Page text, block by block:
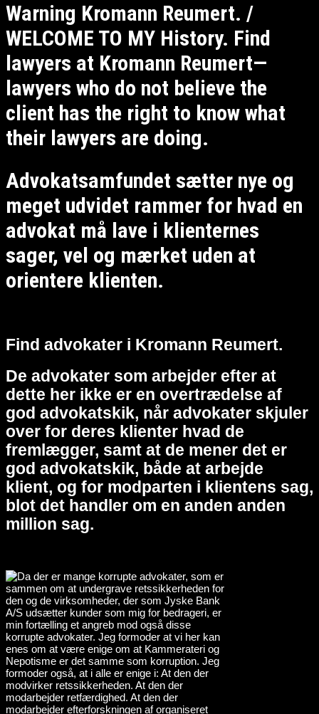
Warning Kromann Reumert. /
WELCOME TO MY History. Find
lawyers at Kromann Reumert—
lawyers who do not believe the
client has the right to know what
their lawyers are doing.
Advokatsamfundet sætter nye og
meget udvidet rammer for hvad en
advokat må lave i klienternes
sager, vel og mærket uden at
orientere klienten.
Find advokater i Kromann Reumert.
De advokater som arbejder efter at
dette her ikke er en overtrædelse af
god advokatskik, når advokater skjuler
over for deres klienter hvad de
fremlægger, samt at de mener det er
god advokatskik, både at arbejde
klient, og for modparten i klientens sag,
blot det handler om en anden anden
million sag.